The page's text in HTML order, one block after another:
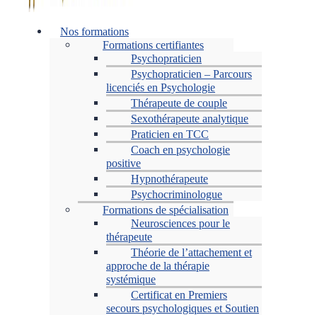
Menu
Nos formations
Formations certifiantes
Psychopraticien
Psychopraticien – Parcours
licenciés en Psychologie
Thérapeute de couple
Sexothérapeute analytique
Praticien en TCC
Coach en psychologie
positive
Hypnothérapeute
Psychocriminologue
Formations de spécialisation
Neurosciences pour le
thérapeute
Théorie de l’attachement et
approche de la thérapie
systémique
Certificat en Premiers
secours psychologiques et Soutien